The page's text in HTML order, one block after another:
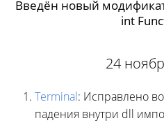
Введён новый
int
24
Terminal: Исправлено
падения внутри dll